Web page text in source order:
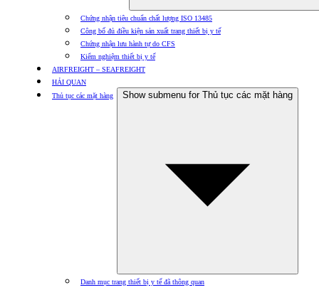
Chứng nhận tiêu chuẩn chất lượng ISO 13485
Công bố đủ điều kiện sản xuất trang thiết bị y tế
Chứng nhận lưu hành tự do CFS
Kiểm nghiệm thiết bị y tế
AIRFREIGHT – SEAFREIGHT
HẢI QUAN
Thủ tục các mặt hàng
Show submenu for Thủ tục các mặt hàng
Danh mục trang thiết bị y tế đã thông quan